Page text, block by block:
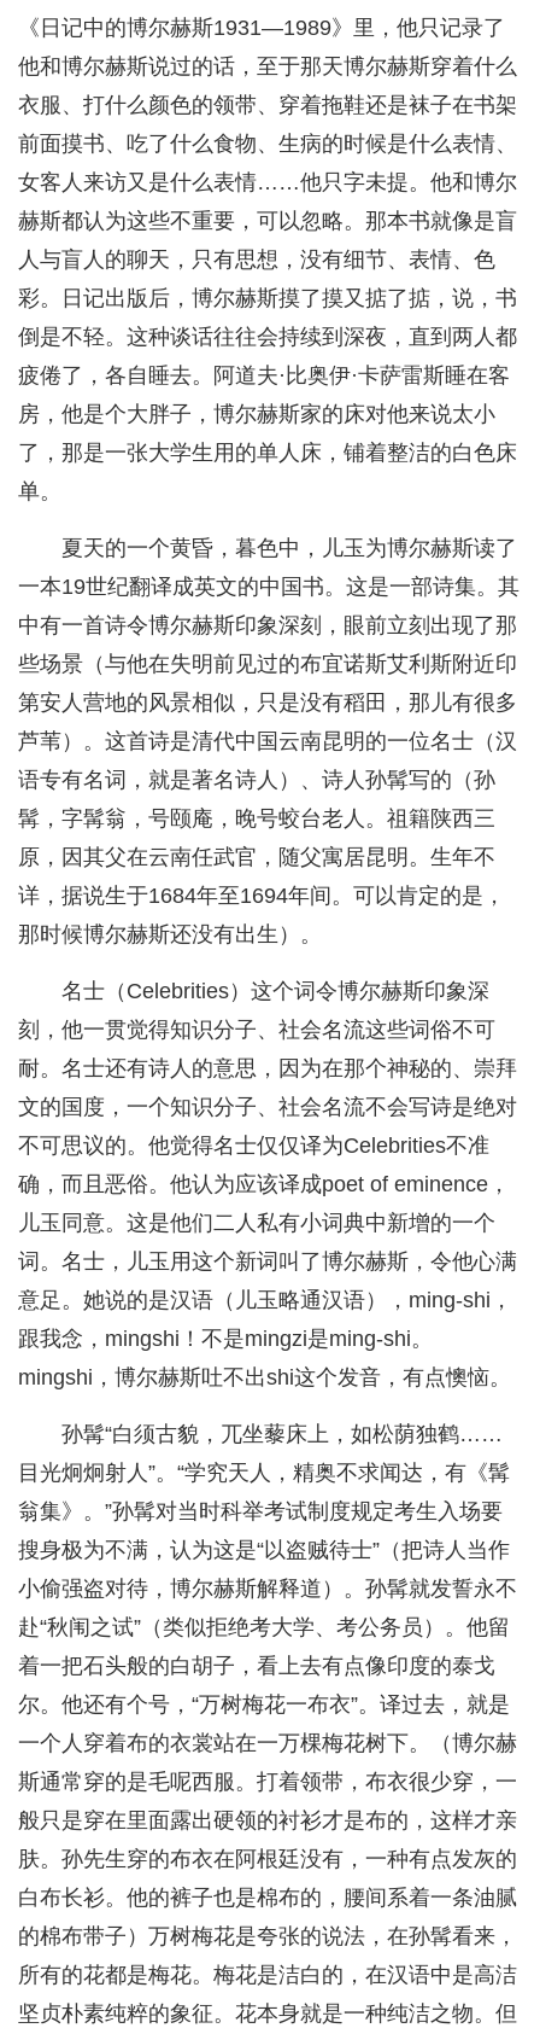
《日记中的博尔赫斯1931—1989》里，他只记录了
他和博尔赫斯说过的话，至于那天博尔赫斯穿着什么
衣服、打什么颜色的领带、穿着拖鞋还是袜子在书架
前面摸书、吃了什么食物、生病的时候是什么表情、
女客人来访又是什么表情……他只字未提。他和博尔
赫斯都认为这些不重要，可以忽略。那本书就像是盲
人与盲人的聊天，只有思想，没有细节、表情、色
彩。日记出版后，博尔赫斯摸了摸又掂了掂，说，书
倒是不轻。这种谈话往往会持续到深夜，直到两人都
疲倦了，各自睡去。阿道夫·比奥伊·卡萨雷斯睡在客
房，他是个大胖子，博尔赫斯家的床对他来说太小
了，那是一张大学生用的单人床，铺着整洁的白色床
单。
夏天的一个黄昏，暮色中，儿玉为博尔赫斯读了
一本19世纪翻译成英文的中国书。这是一部诗集。其
中有一首诗令博尔赫斯印象深刻，眼前立刻出现了那
些场景（与他在失明前见过的布宜诺斯艾利斯附近印
第安人营地的风景相似，只是没有稻田，那儿有很多
芦苇）。这首诗是清代中国云南昆明的一位名士（汉
语专有名词，就是著名诗人）、诗人孙髯写的（孙
髯，字髯翁，号颐庵，晚号蛟台老人。祖籍陕西三
原，因其父在云南任武官，随父寓居昆明。生年不
详，据说生于1684年至1694年间。可以肯定的是，
那时候博尔赫斯还没有出生）。
名士（Celebrities）这个词令博尔赫斯印象深
刻，他一贯觉得知识分子、社会名流这些词俗不可
耐。名士还有诗人的意思，因为在那个神秘的、崇拜
文的国度，一个知识分子、社会名流不会写诗是绝对
不可思议的。他觉得名士仅仅译为Celebrities不准
确，而且恶俗。他认为应该译成poet of eminence，
儿玉同意。这是他们二人私有小词典中新增的一个
词。名士，儿玉用这个新词叫了博尔赫斯，令他心满
意足。她说的是汉语（儿玉略通汉语），ming-shi，
跟我念，mingshi！不是mingzi是ming-shi。
mingshi，博尔赫斯吐不出shi这个发音，有点懊恼。
孙髯“白须古貌，兀坐藜床上，如松荫独鹤……
目光炯炯射人”。“学究天人，精奥不求闻达，有《髯
翁集》。”孙髯对当时科举考试制度规定考生入场要
搜身极为不满，认为这是“以盗贼待士”（把诗人当作
小偷强盗对待，博尔赫斯解释道）。孙髯就发誓永不
赴“秋闱之试”（类似拒绝考大学、考公务员）。他留
着一把石头般的白胡子，看上去有点像印度的泰戈
尔。他还有个号，“万树梅花一布衣”。译过去，就是
一个人穿着布的衣裳站在一万棵梅花树下。（博尔赫
斯通常穿的是毛呢西服。打着领带，布衣很少穿，一
般只是穿在里面露出硬领的衬衫才是布的，这样才亲
肤。孙先生穿的布衣在阿根廷没有，一种有点发灰的
白布长衫。他的裤子也是棉布的，腰间系着一条油腻
的棉布带子）万树梅花是夸张的说法，在孙髯看来，
所有的花都是梅花。梅花是洁白的，在汉语中是高洁
坚贞朴素纯粹的象征。花本身就是一种纯洁之物。但